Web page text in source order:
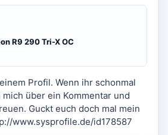
R9 290 Tri-X OC
Profil. Wenn ihr schonmal
über ein Kommentar und
Guckt euch doch mal mein
www.sysprofile.de/id178587